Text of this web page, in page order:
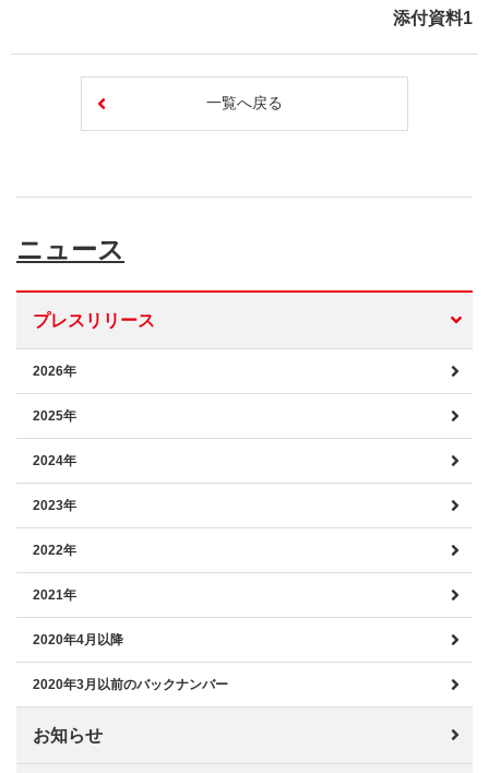
添付資料1
一覧へ戻る
ニュース
プレスリリース
2026年
2025年
2024年
2023年
2022年
2021年
2020年4月以降
2020年3月以前のバックナンバー
お知らせ